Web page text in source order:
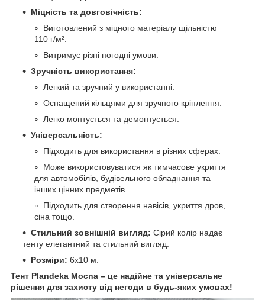
Міцність та довговічність:
Виготовлений з міцного матеріалу щільністю
110 г/м².
Витримує різні погодні умови.
Зручність використання:
Легкий та зручний у використанні.
Оснащений кільцями для зручного кріплення.
Легко монтується та демонтується.
Універсальність:
Підходить для використання в різних сферах.
Може використовуватися як тимчасове укриття
для автомобілів, будівельного обладнання та
інших цінних предметів.
Підходить для створення навісів, укриття дров,
сіна тощо.
Стильний зовнішній вигляд: Сірий колір надає
тенту елегантний та стильний вигляд.
Розміри: 6х10 м.
Тент Plandeka Mocna – це надійне та універсальне
рішення для захисту від негоди в будь-яких умовах!